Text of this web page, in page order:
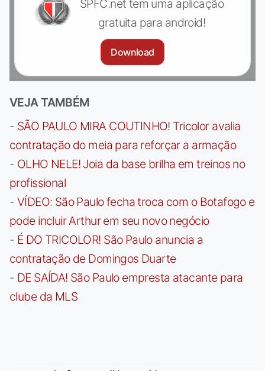
SPFC.net tem uma aplicação
gratuita para android!
Download
VEJA TAMBÉM
- SÃO PAULO MIRA COUTINHO! Tricolor avalia
contratação do meia para reforçar a armação
- OLHO NELE! Joia da base brilha em treinos no
profissional
- VÍDEO: São Paulo fecha troca com o Botafogo e
pode incluir Arthur em seu novo negócio
- É DO TRICOLOR! São Paulo anuncia a
contratação de Domingos Duarte
- DE SAÍDA! São Paulo empresta atacante para
clube da MLS